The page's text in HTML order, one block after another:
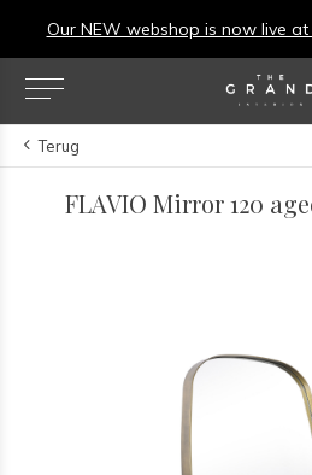
Our NEW webshop is now live at
Terug
FLAVIO Mirror 120